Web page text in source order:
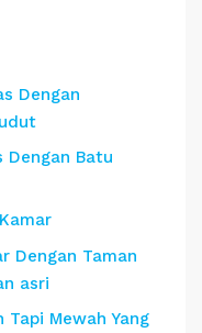
Dengan
Dengan Batu
Dengan Taman
asri
Tapi Mewah Yang